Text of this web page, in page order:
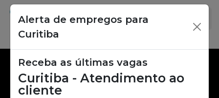
Vagas de emprego,
oportunidades de trabalho.
Alerta de empregos para
Curitiba
×
Receba as últimas vagas
Curitiba - Atendimento ao
cliente